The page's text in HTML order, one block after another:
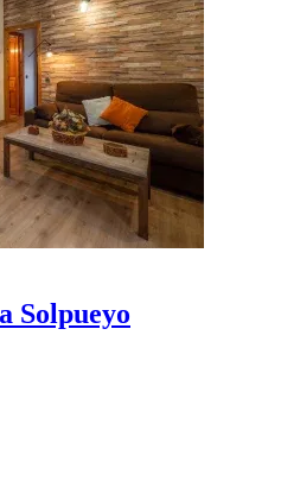
Solpueyo